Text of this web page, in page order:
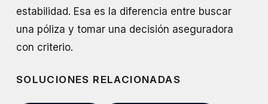
estabilidad. Esa es la diferencia entre buscar
una póliza y tomar una decisión aseguradora
con criterio.
SOLUCIONES RELACIONADAS